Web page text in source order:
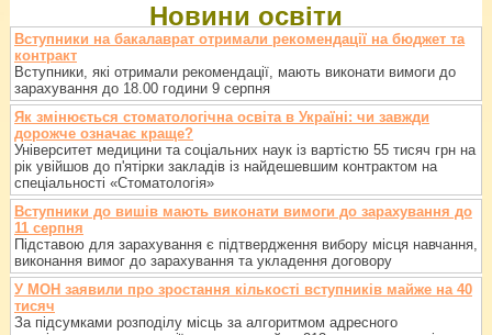
Новини освіти
Вступники на бакалаврат отримали рекомендації на бюджет та
контракт
Вступники, які отримали рекомендації, мають виконати вимоги до
зарахування до 18.00 години 9 серпня
Як змінюється стоматологічна освіта в Україні: чи завжди
дорожче означає краще?
Університет медицини та соціальних наук із вартістю 55 тисяч грн на
рік увійшов до п'ятірки закладів із найдешевшим контрактом на
спеціальності «Стоматологія»
Вступники до вишів мають виконати вимоги до зарахування до
11 серпня
Підставою для зарахування є підтвердження вибору місця навчання,
виконання вимог до зарахування та укладення договору
У МОН заявили про зростання кількості вступників майже на 40
тисяч
За підсумками розподілу місць за алгоритмом адресного